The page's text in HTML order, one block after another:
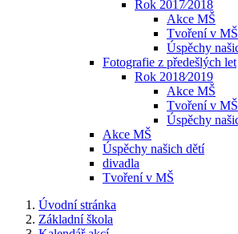
Rok 2017⁄2018
Akce MŠ
Tvoření v MŠ
Úspěchy
Fotografie z předešlých let
Rok 2018⁄2019
Akce MŠ
Tvoření v MŠ
Úspěchy
Akce MŠ
Úspěchy našich dětí
divadla
Tvoření v MŠ
Úvodní stránka
Základní škola